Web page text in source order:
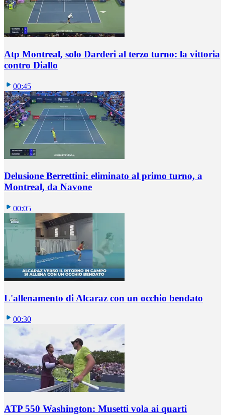
Atp Montreal, solo Darderi al terzo turno: la vittoria
contro Diallo
00:45
Delusione Berrettini: eliminato al primo turno, a
Montreal, da Navone
00:05
L'allenamento di Alcaraz con un occhio bendato
00:30
ATP 550 Washington: Musetti vola ai quarti